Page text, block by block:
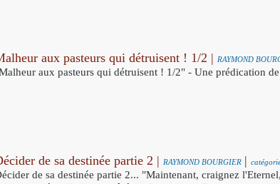
aux pasteurs qui détruisent ! 1/2 | RAYMOND
aux pasteurs qui détruisent ! 1/2" - Une prédication
de sa destinée partie 2 | RAYMOND BOURGIER |
de sa destinée partie 2... "Maintenant, craignez